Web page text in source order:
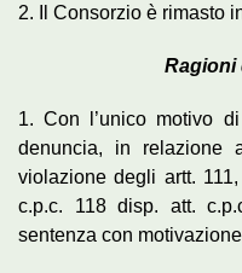
2. Il Consorzio è rimasto
Ragioni
1. Con l’unico motivo
denuncia, in relazione
violazione degli artt.
c.p.c. 118 disp. att.
sentenza con